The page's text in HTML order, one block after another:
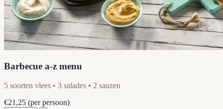
Barbecue a-z menu
5 soorten vlees • 3 salades • 2 sauzen
€21,25 (per persoon)